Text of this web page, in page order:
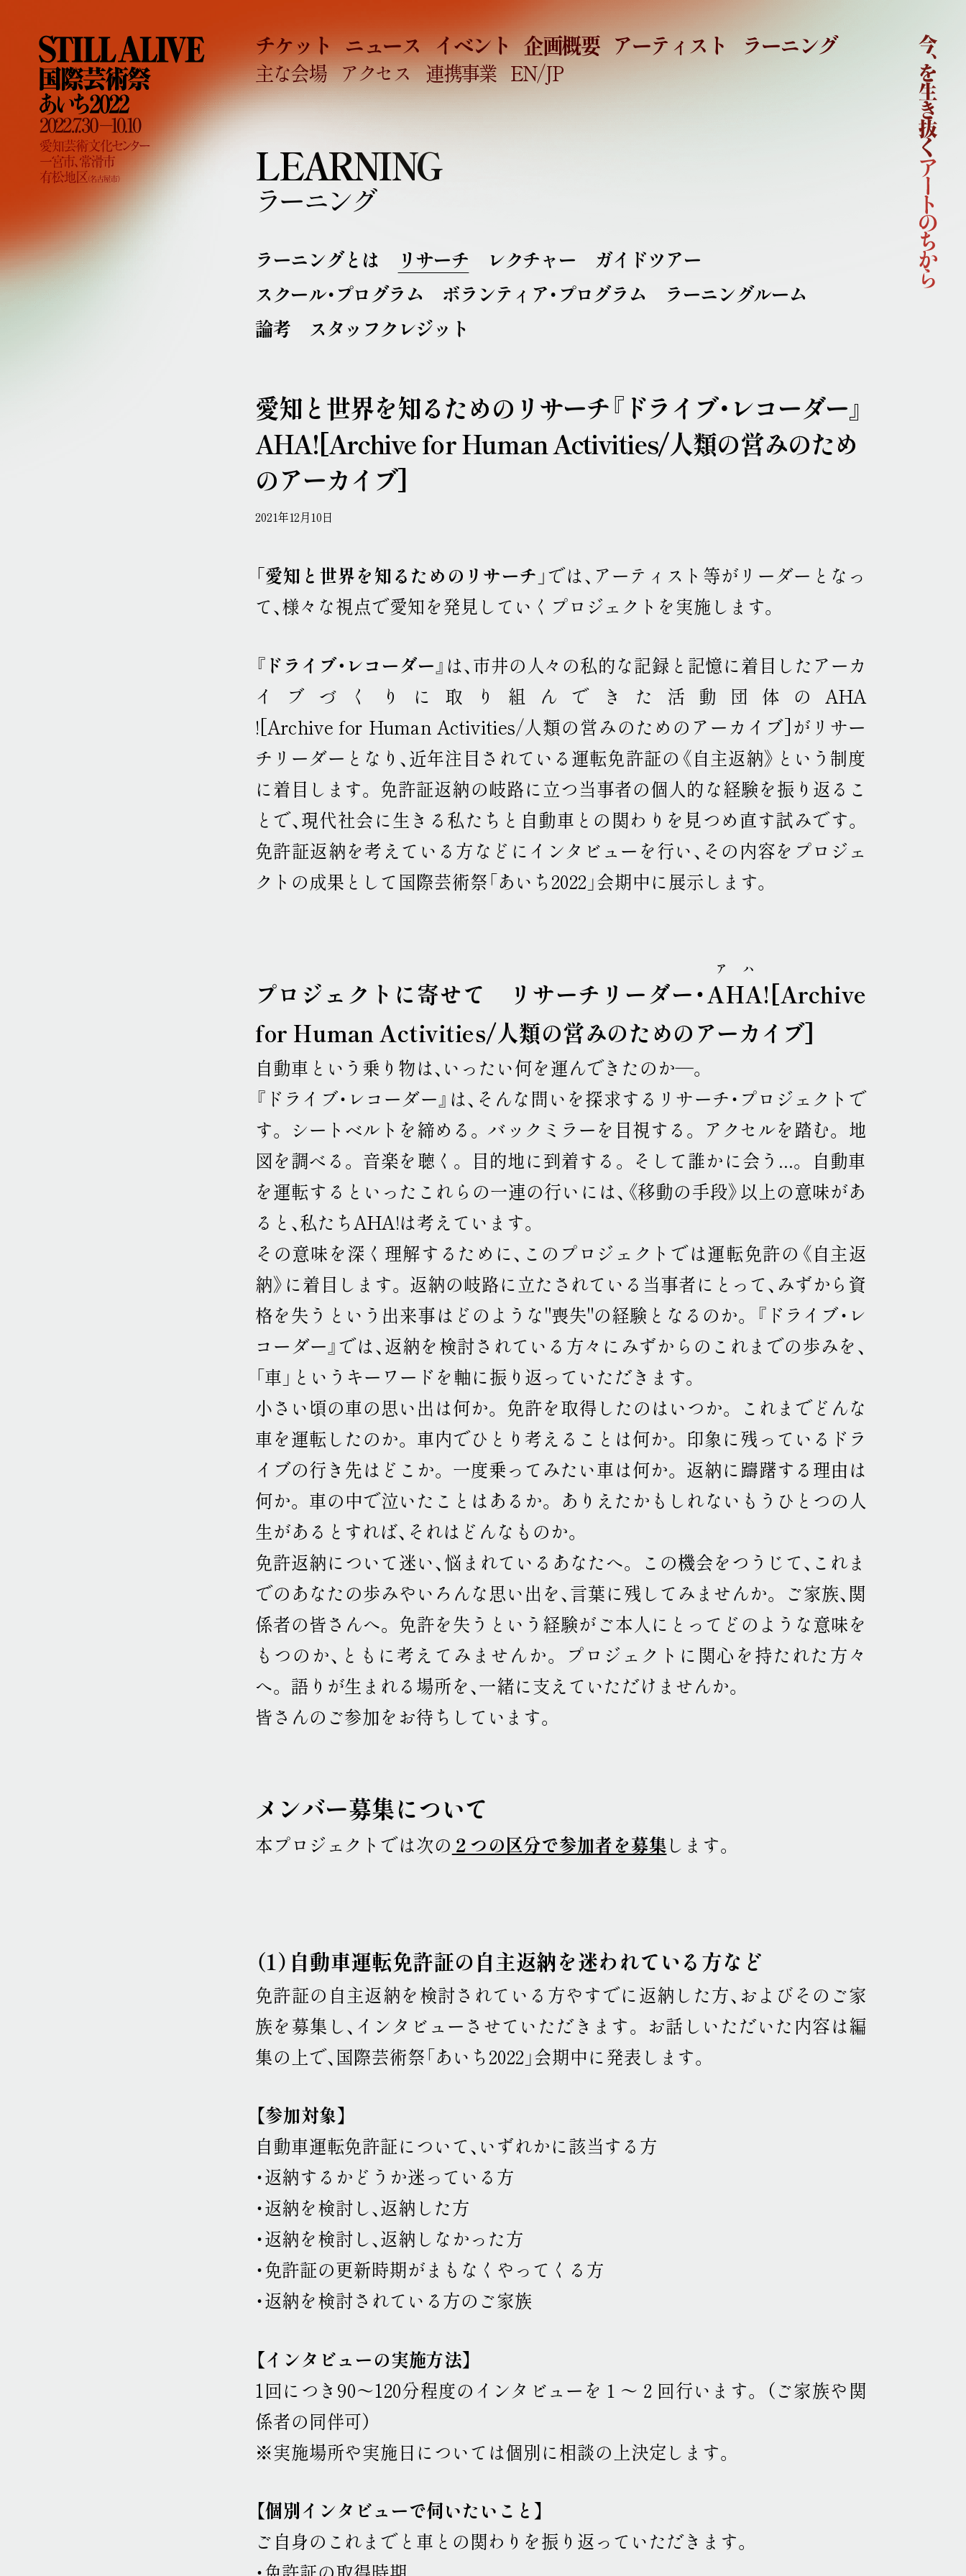
ホーム
国際芸術祭「あいち2022」企画概要
企画体制
協賛
ニュース
イベント
アーティスト
ラーニング
連携ホテル
ご来場のみなさまへ
取材申込み
画像貸し出し プレスリリース
チケット ニュース イベント 企画概要 アーティスト ラーニング
主な会場 アクセス 連携事業 EN/JP
LEARNING
ラーニング
ラーニングとは リサーチ レクチャー
ガイドツアー
スクール・プログラム
ボランティア・プログラム
ラーニングルーム
論考
スタッフクレジット
愛知と世界を知るためのリサーチ『ドライブ・レコーダー』
AHA![Archive for Human Activities/人類の営みのため
のアーカイブ]
2021年12月10日
「愛知と世界を知るためのリサーチ」では、アーティスト等がリーダーとなっ
て、様々な視点で愛知を発見していくプロジェクトを実施します。
『ドライブ・レコーダー』は、市井の人々の私的な記録と記憶に着目したアーカ
イブづくりに取り組んできた活動団体のAHA
![Archive for Human Activities/人類の営みのためのアーカイブ]がリサー
チリーダーとなり、近年注目されている運転免許証の《自主返納》という制度
に着目します。 免許証返納の岐路に立つ当事者の個人的な経験を振り返るこ
とで、現代社会に生きる私たちと自動車との関わりを見つめ直す試みです。
免許証返納を考えている方などにインタビューを行い、その内容をプロジェ
クトの成果として国際芸術祭「あいち2022」会期中に展示します。
プロジェクトに寄せて リサーチリーダー・AHA
アハ
![Archive
for Human Activities/人類の営みのためのアーカイブ]
自動車という乗り物は、いったい何を運んできたのか―。
『ドライブ・レコーダー』は、そんな問いを探求するリサーチ・プロジェクトで
す。 シートベルトを締める。 バックミラーを目視する。 アクセルを踏む。 地
図を調べる。 音楽を聴く 。 目的地に到着する 。 そして誰かに会う...。 自動車
を運転するといったこれらの一連の行いには、《移動の手段》以上の意味があ
ると、私たちAHA!は考えています。
その意味を深く理解するために、このプロジェクトでは運転免許の《自主返
納》に着目します。 返納の岐路に立たされている当事者にとって、みずから資
格を失うという出来事はどのような"喪失"の経験となるのか。 『ドライブ・レ
コーダー』では、返納を検討されている方々にみずからのこれまでの歩みを、
「車」というキーワードを軸に振り返っていただきます。
小さい頃の車の思い出は何か。 免許を取得したのはいつか。
これまでどんな
車を運転したのか。 車内でひとり考えることは何か。 印象に残っているドラ
イブの行き先はどこか。 一度乗ってみたい車は何か。 返納に躊躇する理由は
何か。 車の中で泣いたことはあるか。 ありえたかもしれないもうひとつの人
生があるとすれば、それはどんなものか。
免許返納について迷い、悩まれているあなたへ。
この機会をつうじて、これま
でのあなたの歩みやいろんな思い出を、言葉に残してみませんか。 ご家族、関
係者の皆さんへ。 免許を失うという経験がご本人にとってどのような意味を
もつのか、ともに考えてみませんか。 プロジェクトに関心を持たれた方々
へ。 語りが生まれる場所を、一緒に支えていただけませんか。
皆さんのご参加をお待ちしています。
メンバー募集について
本プロジェクトでは次の ２つの区分で参加者を募集します。
（1）自動車運転免許証の自主返納を迷われている方など
免許証の自主返納を検討されている方やすでに返納した方、およびそのご家
族を募集し、インタビューさせていただきます。 お話しいただいた内容は編
集の上で、国際芸術祭「あいち2022」会期中に発表します。
【参加対象】
自動車運転免許証について、いずれかに該当する方
・返納するかどうか迷っている方
・返納を検討し、返納した方
・返納を検討し、返納しなかった方
・免許証の更新時期がまもなくやってくる方
・返納を検討されている方のご家族
【インタビューの実施方法】
1回につき90～120分程度のインタビューを１～２回行います。 （ご家族や関
係者の同伴可）
※実施場所や実施日については個別に相談の上決定します。
【個別インタビューで伺いたいこと】
ご自身のこれまでと車との関わりを振り返っていただきます。